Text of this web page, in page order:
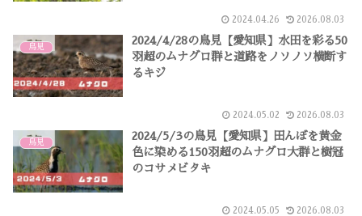
2024.04.26 2026.08.03
鳥見
2024/4/28の鳥見【愛知県】水田を彩る50
羽超のムナグロ群と道路をノソノソ横断す
るキジ
2024.05.02 2026.08.03
鳥見
2024/5/3の鳥見【愛知県】田んぼを黄金
色に染める150羽超のムナグロ大群と樹冠
のコサメビタキ
2024.05.05 2026.08.03